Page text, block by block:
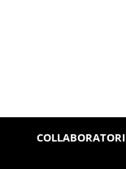
COLLABORATORI